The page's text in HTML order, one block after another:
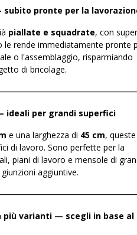
pronte per la
piallate e squadrate, con
le rende immediatamente pronte
o l'assemblaggio, risparmiando
di bricolage.
ideali per grandi superfici
e una larghezza di 45 cm, queste
di lavoro. Sono perfette per la
piani di lavoro e mensole di
aggiuntive.
più varianti — scegli in base al